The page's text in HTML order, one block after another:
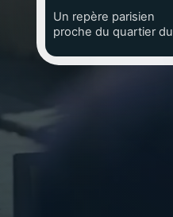
Un repère parisien
proche du quartier du